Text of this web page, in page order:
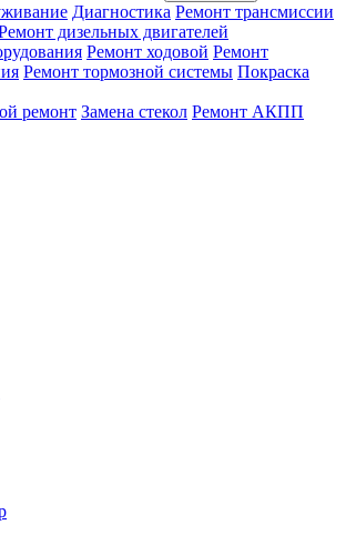
Диагностика Ремонт трансмиссии
дизельных двигателей
Ремонт ходовой Ремонт
Ремонт тормозной системы Покраска
ремонт Замена стекол Ремонт АКПП